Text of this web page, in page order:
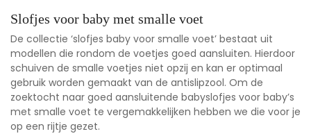
Slofjes voor baby met smalle voet
De collectie ‘slofjes baby voor smalle voet’ bestaat uit
modellen die rondom de voetjes goed aansluiten. Hierdoor
schuiven de smalle voetjes niet opzij en kan er optimaal
gebruik worden gemaakt van de antislipzool. Om de
zoektocht naar goed aansluitende babyslofjes voor baby’s
met smalle voet te vergemakkelijken hebben we die voor je
op een rijtje gezet.